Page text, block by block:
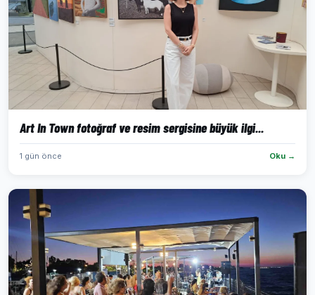
Art In Town fotoğraf ve resim sergisine büyük ilgi...
1 gün önce Oku →